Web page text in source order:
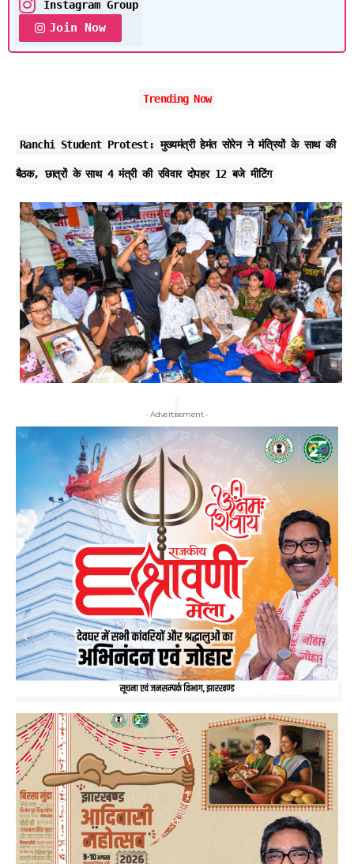
Instagram Group
Join Now
Trending Now
Ranchi Student Protest: मुख्यमंत्री हेमंत सोरेन ने मंत्रियों के साथ की
बैठक, छात्रों के साथ 4 मंत्री की रविवार दोपहर 12 बजे मीटिंग
- Advertisement -